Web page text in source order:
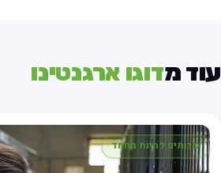
מדוגו ארגנטינו
שרותים לחיות מחמד